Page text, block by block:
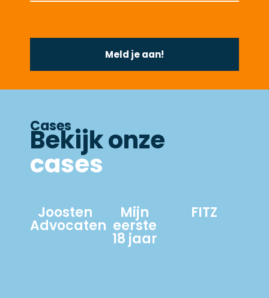
Meld je aan!
Cases
Bekijk onze
cases
Joosten
Advocaten
Mijn
eerste
18 jaar
FITZ